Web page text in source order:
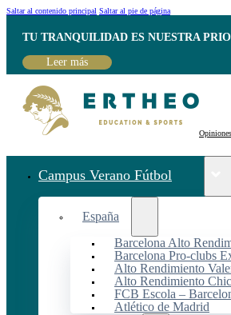
Saltar al contenido principal Saltar al pie de página
TU TRANQUILIDAD ES NUESTRA
Leer más
Campus Verano Fútbol
España
Barcelona Alto
Barcelona Pro-clubs
Alto Rendimiento
Alto Rendimiento
FCB Escola –
Atlético de Madrid